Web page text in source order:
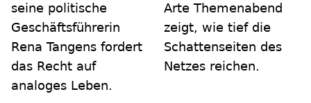
seine politische
Geschäftsführerin
Rena Tangens fordert
das Recht auf
analoges Leben.
Arte Themenabend
zeigt, wie tief die
Schattenseiten des
Netzes reichen.